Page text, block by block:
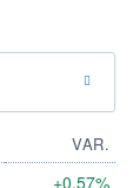
VAR.
+0,57%